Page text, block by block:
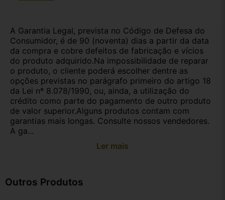
A Garantia Legal, prevista no Código de Defesa do
Consumidor, é de 90 (noventa) dias a partir da data
da compra e cobre defeitos de fabricação e vícios
do produto adquirido.Na impossibilidade de reparar
o produto, o cliente poderá escolher dentre as
opções previstas no parágrafo primeiro do artigo 18
da Lei nº 8.078/1990, ou, ainda, a utilização do
crédito como parte do pagamento de outro produto
de valor superior.Alguns produtos contam com
garantias mais longas. Consulte nossos vendedores.
A ga...
Ler mais
Outros Produtos